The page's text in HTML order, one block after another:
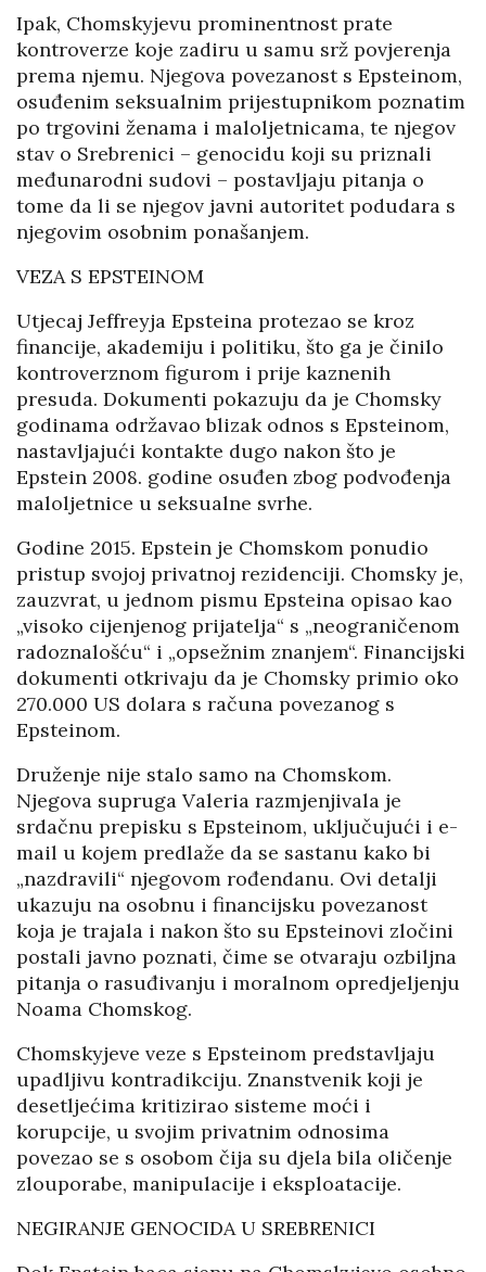
Ipak, Chomskyjevu prominentnost prate
kontroverze koje zadiru u samu srž povjerenja
prema njemu. Njegova povezanost s Epsteinom,
osuđenim seksualnim prijestupnikom poznatim
po trgovini ženama i maloljetnicama, te njegov
stav o Srebrenici – genocidu koji su priznali
međunarodni sudovi – postavljaju pitanja o
tome da li se njegov javni autoritet podudara s
njegovim osobnim ponašanjem.
VEZA S EPSTEINOM
Utjecaj Jeffreyja Epsteina protezao se kroz
financije, akademiju i politiku, što ga je činilo
kontroverznom figurom i prije kaznenih
presuda. Dokumenti pokazuju da je Chomsky
godinama održavao blizak odnos s Epsteinom,
nastavljajući kontakte dugo nakon što je
Epstein 2008. godine osuđen zbog podvođenja
maloljetnice u seksualne svrhe.
Godine 2015. Epstein je Chomskom ponudio
pristup svojoj privatnoj rezidenciji. Chomsky je,
zauzvrat, u jednom pismu Epsteina opisao kao
„visoko cijenjenog prijatelja“ s „neograničenom
radoznalošću“ i „opsežnim znanjem“. Financijski
dokumenti otkrivaju da je Chomsky primio oko
270.000 US dolara s računa povezanog s
Epsteinom.
Druženje nije stalo samo na Chomskom.
Njegova supruga Valeria razmjenjivala je
srdačnu prepisku s Epsteinom, uključujući i e-
mail u kojem predlaže da se sastanu kako bi
„nazdravili“ njegovom rođendanu. Ovi detalji
ukazuju na osobnu i financijsku povezanost
koja je trajala i nakon što su Epsteinovi zločini
postali javno poznati, čime se otvaraju ozbiljna
pitanja o rasuđivanju i moralnom opredjeljenju
Noama Chomskog.
Chomskyjeve veze s Epsteinom predstavljaju
upadljivu kontradikciju. Znanstvenik koji je
desetljećima kritizirao sisteme moći i
korupcije, u svojim privatnim odnosima
povezao se s osobom čija su djela bila oličenje
zlouporabe, manipulacije i eksploatacije.
NEGIRANJE GENOCIDA U SREBRENICI